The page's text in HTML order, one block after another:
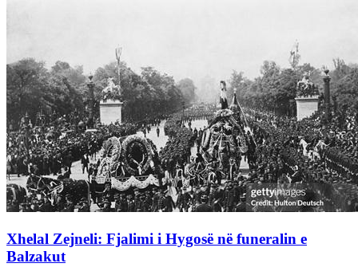
Xhelal Zejneli: Fjalimi i Hygosë në funeralin e
Balzakut